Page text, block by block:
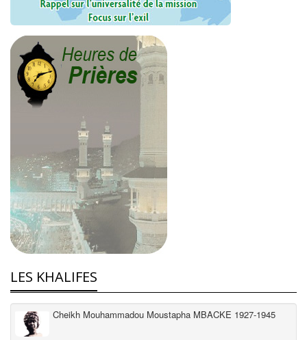
LES KHALIFES
Cheikh Mouhammadou Moustapha MBACKE 1927-1945